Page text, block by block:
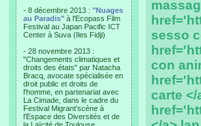
- 8 décembre 2013 : "Nuages
au Paradis" à l'Ecopass Film
Festival au Japan Pacific ICT
Center à Suva (Iles Fidji)
- 28 novembre 2013 :
"Changements climatiques et
droits des états" par Natacha
Bracq, avocate spécialisée en
droit public et droits de
l'homme, en partenariat avec
La Cimade, dans le cadre du
Festival Migrant'scène à
l'Espace des Diversités et de
sesso
con
carte </